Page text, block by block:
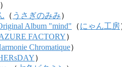
）
（ うさぎのみみ）
Album "mind" （にゃん工房
FACTORY）
Chromatique）
）